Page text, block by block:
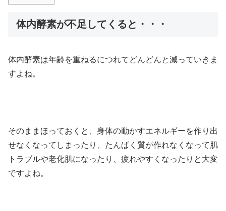
体内酵素が不足してくると・・・
体内酵素は年齢を重ねるにつれてどんどんと減っていきま
すよね。
そのままほっておくと、身体の動かすエネルギーを作り出
せなくなってしまったり、たんぱく質が作れなくなって肌
トラブルや老化肌になったり、疲れやすくなったりと大変
ですよね。